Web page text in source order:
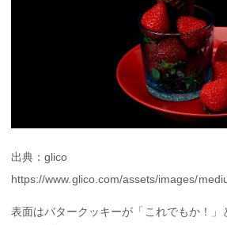
出典：glico
https://www.glico.com/assets/images/
表面はバタークッキーが「これでもか！」